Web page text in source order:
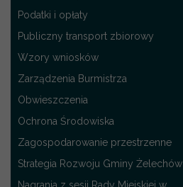
Podatki i opłaty
Publiczny transport zbiorowy
Wzory wniosków
Zarządzenia Burmistrza
Obwieszczenia
Ochrona Środowiska
Zagospodarowanie przestrzenne
Strategia Rozwoju Gminy Żelechów
Nagrania z sesji Rady Miejskiej w